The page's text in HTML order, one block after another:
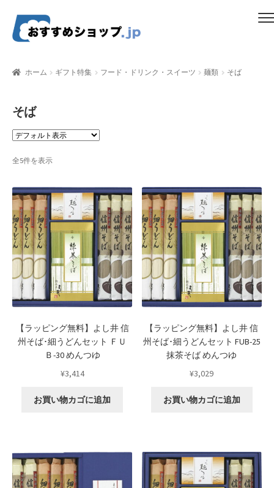
ナ
ビ
ン
ス
コ
ン
ス
ッ
ギフトカタログ（ユニバース）
CF User Registration
CF campaign form
CF Listing Page
Request a Quote
Products Visibility
Mobile Checkout
Affiliate Dashboard
ホーム ギフト特集 フード・ドリンク・スイーツ 麺類 そば
そば
全5件を表示
【ラッピング無料】よし井 信
州そば･細うどんセット ＦＵ
Ｂ-30 めんつゆ
¥3,414
お買い物カゴに追加
【ラッピング無料】よし井 信
州そば･細うどんセット FUB-25
抹茶そば めんつゆ
¥3,029
お買い物カゴに追加